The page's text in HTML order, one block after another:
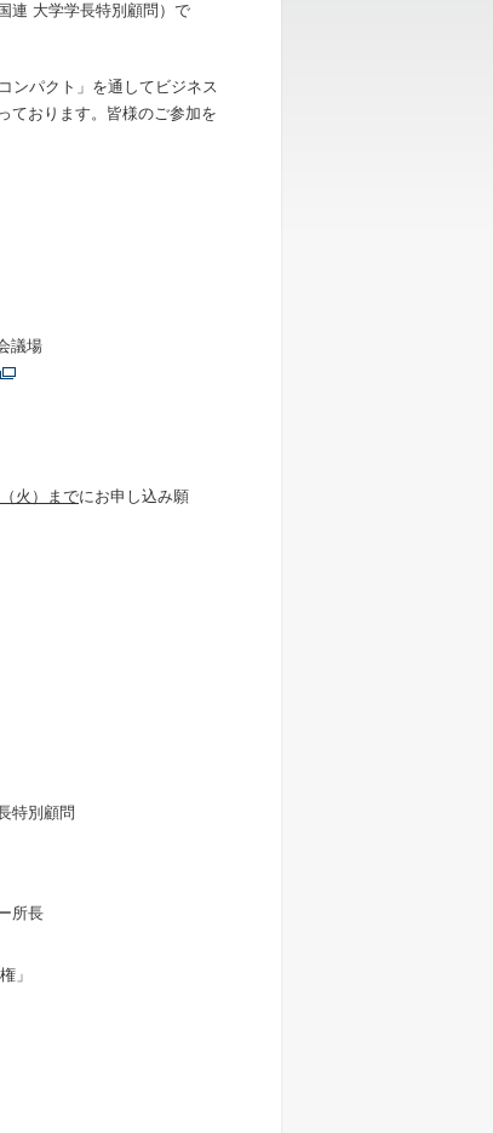
連 大学学長特別顧問）で
ンパクト」を通してビジネス
ております。皆様のご参加を
議場
火）までにお申し込み願
特別顧問
所長
」